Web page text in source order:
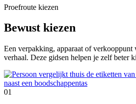
Proefroute kiezen
Bewust kiezen
Een verpakking, apparaat of verkooppunt
verhaal. Deze gidsen helpen je zelf beter
01